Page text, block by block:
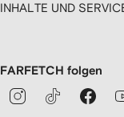
INHALTE UND
FARFETCH folgen